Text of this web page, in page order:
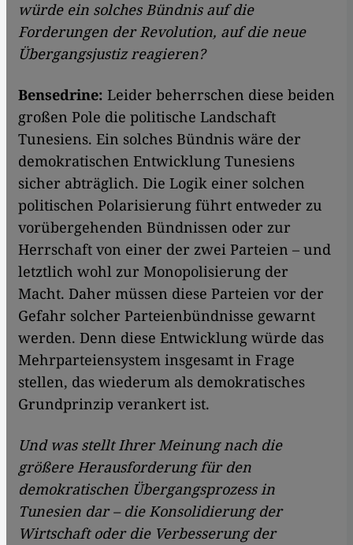
würde ein solches Bündnis auf die
Forderungen der Revolution, auf die neue
Übergangsjustiz reagieren?
Bensedrine: Leider beherrschen diese beiden
großen Pole die politische Landschaft
Tunesiens. Ein solches Bündnis wäre der
demokratischen Entwicklung Tunesiens
sicher abträglich. Die Logik einer solchen
politischen Polarisierung führt entweder zu
vorübergehenden Bündnissen oder zur
Herrschaft von einer der zwei Parteien – und
letztlich wohl zur Monopolisierung der
Macht. Daher müssen diese Parteien vor der
Gefahr solcher Parteienbündnisse gewarnt
werden. Denn diese Entwicklung würde das
Mehrparteiensystem insgesamt in Frage
stellen, das wiederum als demokratisches
Grundprinzip verankert ist.
Und was stellt Ihrer Meinung nach die
größere Herausforderung für den
demokratischen Übergangsprozess in
Tunesien dar – die Konsolidierung der
Wirtschaft oder die Verbesserung der